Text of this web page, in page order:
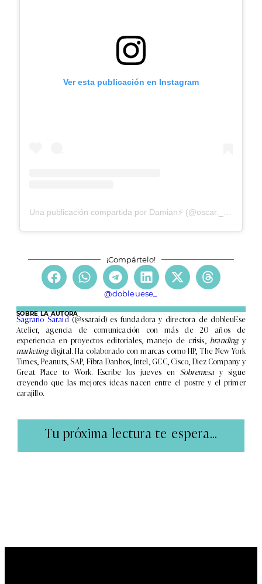
Ver esta publicación en Instagram
¡Compártelo!
@dobleuese_
SOBRE LA AUTORA
Sagrario Saraid(@ssaraid) es fundadora y directora de dobleuEse
Atelier, agencia de comunicación con más de 20 años de
experiencia en proyectos editoriales, manejo de crisis,brandingy
marketingdigital. Ha colaborado con marcas como HP, The New York
Times, Peanuts, SAP, Fibra Danhos, Intel, GCC, Cisco, Diez Company y
Great Place to Work. Escribe los jueves en Sobremesa y sigue
creyendo que las mejores ideas nacen entre el postre y el primer
carajillo.
Tu próxima lectura te espera...